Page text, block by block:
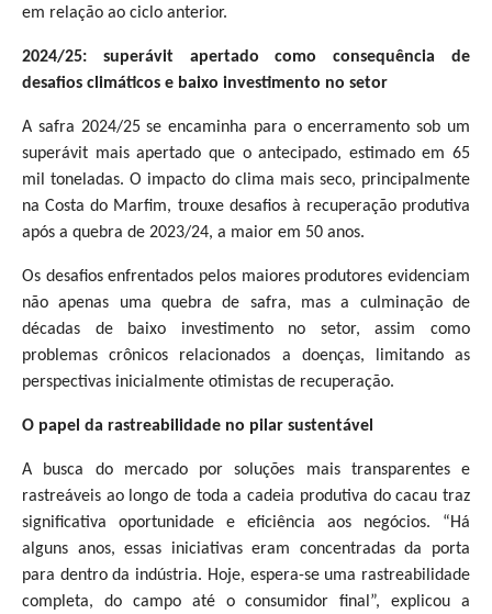
em relação ao ciclo anterior.
2024/25: superávit apertado como consequência de
desafios climáticos e baixo investimento no setor
A safra 2024/25 se encaminha para o encerramento sob um
superávit mais apertado que o antecipado, estimado em 65
mil toneladas. O impacto do clima mais seco, principalmente
na Costa do Marfim, trouxe desafios à recuperação produtiva
após a quebra de 2023/24, a maior em 50 anos.
Os desafios enfrentados pelos maiores produtores evidenciam
não apenas uma quebra de safra, mas a culminação de
décadas de baixo investimento no setor, assim como
problemas crônicos relacionados a doenças, limitando as
perspectivas inicialmente otimistas de recuperação.
O papel da rastreabilidade no pilar sustentável
A busca do mercado por soluções mais transparentes e
rastreáveis ao longo de toda a cadeia produtiva do cacau traz
significativa oportunidade e eficiência aos negócios. “Há
alguns anos, essas iniciativas eram concentradas da porta
para dentro da indústria. Hoje, espera-se uma rastreabilidade
completa, do campo até o consumidor final”, explicou a